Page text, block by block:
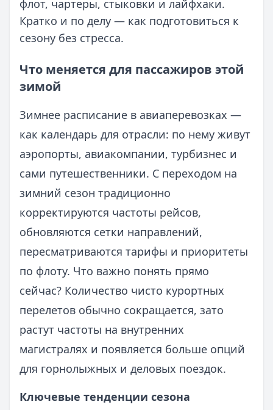
флот, чартеры, стыковки и лайфхаки.
Кратко и по делу — как подготовиться к
сезону без стресса.
Что меняется для пассажиров этой
зимой
Зимнее расписание в авиаперевозках —
как календарь для отрасли: по нему живут
аэропорты, авиакомпании, турбизнес и
сами путешественники. С переходом на
зимний сезон традиционно
корректируются частоты рейсов,
обновляются сетки направлений,
пересматриваются тарифы и приоритеты
по флоту. Что важно понять прямо
сейчас? Количество чисто курортных
перелетов обычно сокращается, зато
растут частоты на внутренних
магистралях и появляется больше опций
для горнолыжных и деловых поездок.
Ключевые тенденции сезона